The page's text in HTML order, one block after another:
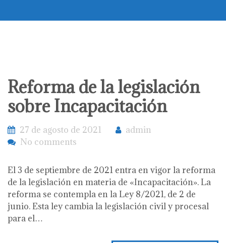
Reforma de la legislación
sobre Incapacitación
27 de agosto de 2021
admin
No comments
El 3 de septiembre de 2021 entra en vigor la reforma
de la legislación en materia de «Incapacitación». La
reforma se contempla en la Ley 8/2021, de 2 de
junio. Esta ley cambia la legislación civil y procesal
para el…